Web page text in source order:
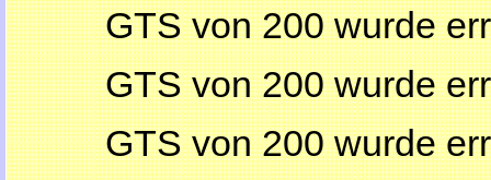
GTS von 200 wurde
GTS von 200 wurde
GTS von 200 wurde